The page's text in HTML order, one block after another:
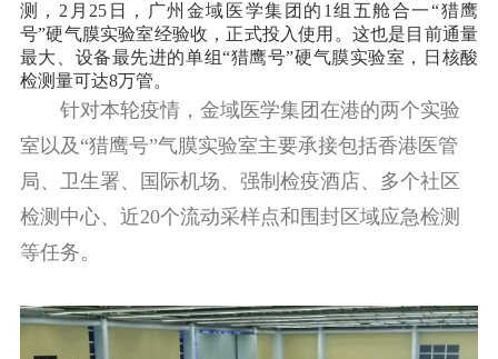
测，2月25日，广州金域医学集团的1组五舱合一“猎鹰
号”硬气膜实验室经验收，正式投入使用。这也是目前通量
最大、设备最先进的单组“猎鹰号”硬气膜实验室，日核酸
检测量可达8万管。
针对本轮疫情，金域医学集团在港的两个实验
室以及“猎鹰号”气膜实验室主要承接包括香港医管
局、卫生署、国际机场、强制检疫酒店、多个社区
检测中心、近20个流动采样点和围封区域应急检测
等任务。